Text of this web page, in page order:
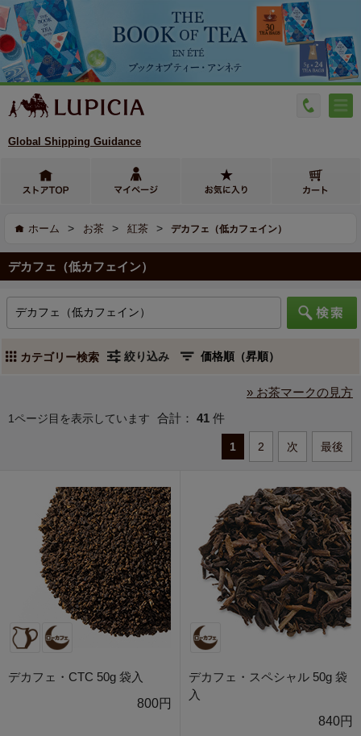
Global Shipping Guidance
ホーム > お茶 > 紅茶 > デカフェ（低カフェイン）
デカフェ（低カフェイン）
カテゴリー検索 絞り込み
» お茶マークの見方
1ページ目を表示しています 合計： 41 件
1 2 次 最後
デカフェ・CTC 50g 袋入
800円
デカフェ・スペシャル 50g 袋
入
840円